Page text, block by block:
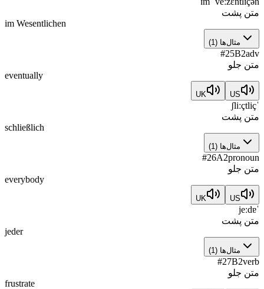
متن پشت
im Wesentlichen
مثال‌ها (
1
)
#25B2adv
متن جلو
eventually
US
UK
ˈʃliːçtliç
متن پشت
schließlich
مثال‌ها (
1
)
#26A2pronoun
متن جلو
everybody
US
UK
ˈjeːdɐ
متن پشت
jeder
مثال‌ها (
1
)
#27B2verb
متن جلو
frustrate